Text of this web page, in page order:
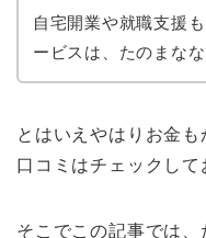
自宅開業や就職支援
ービスは、たのまなな
とはいえやはりお金
口コミはチェックして
そこでこの記事では